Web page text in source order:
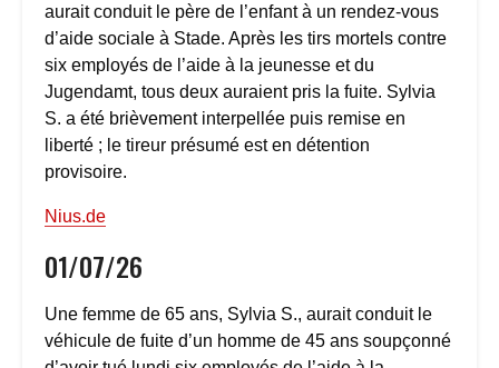
aurait conduit le père de l’enfant à un rendez-vous
d’aide sociale à Stade. Après les tirs mortels contre
six employés de l’aide à la jeunesse et du
Jugendamt, tous deux auraient pris la fuite. Sylvia
S. a été brièvement interpellée puis remise en
liberté ; le tireur présumé est en détention
provisoire.
Nius.de
01/07/26
Une femme de 65 ans, Sylvia S., aurait conduit le
véhicule de fuite d’un homme de 45 ans soupçonné